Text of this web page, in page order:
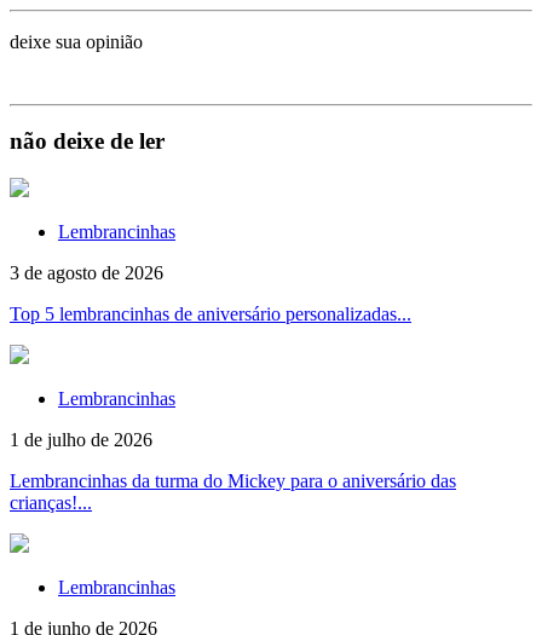
deixe sua opinião
não deixe de ler
Lembrancinhas
3 de agosto de 2026
Top 5 lembrancinhas de aniversário personalizadas...
Lembrancinhas
1 de julho de 2026
Lembrancinhas da turma do Mickey para o aniversário das
crianças!...
Lembrancinhas
1 de junho de 2026